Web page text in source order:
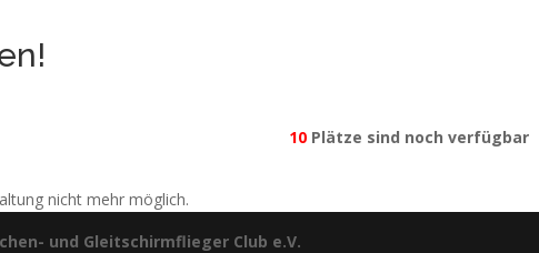
10 Plätze sind noch verfügbar
nicht mehr möglich.
und Gleitschirmflieger Club e.V.